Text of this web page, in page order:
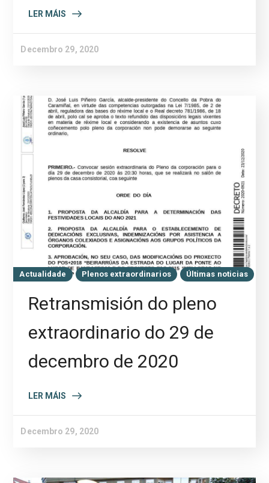
LER MÁIS
Decembro 29, 2020
Actualidade Plenos extraordinarios Últimas noticias
Retransmisión do pleno
extraordinario do 29 de
decembro de 2020
LER MÁIS
Decembro 29, 2020